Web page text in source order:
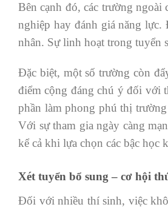
Bên cạnh đó, các trường
nghiệp hay đánh giá năng
nhân. Sự linh hoạt trong tuyển
Đặc biệt, một số trường còn
điểm cộng đáng chú ý đối với
phần làm phong phú thị
Với sự tham gia ngày càng
kể cả khi lựa chọn các bậc học
Xét tuyển bổ sung – cơ hội
Đối với nhiều thí sinh, việc